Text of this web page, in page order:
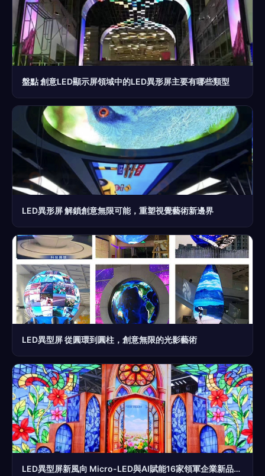
盤點 創意LED顯示屏領域中的LED異形屏主要有哪些類型
LED異形屏 解鎖創意無限可能，重塑視覺藝術新邊界
LED異型屏 從圓環到圓柱，創意無限的光影藝術
LED異型屏新風向 Micro-LED與AI賦能16家領軍企業新品亮相ISLE